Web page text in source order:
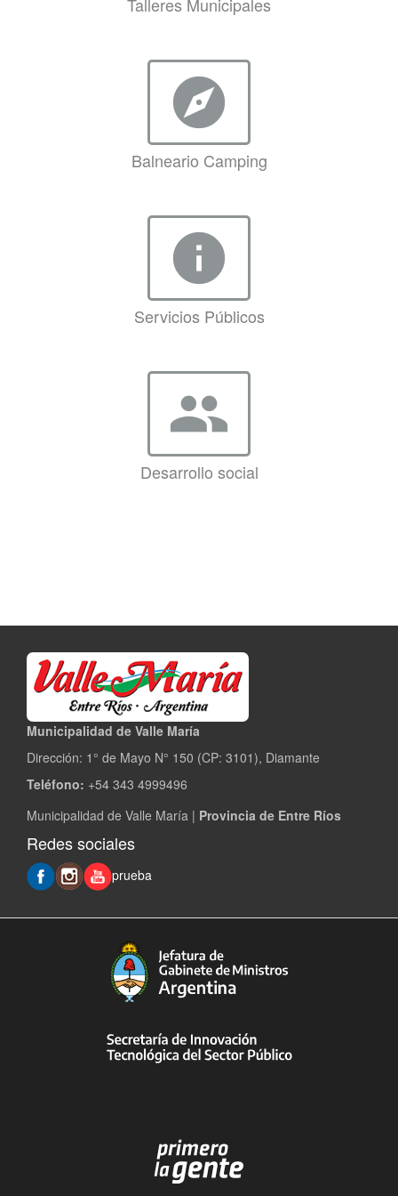
explore
Balneario Camping
info
Servicios Públicos
group
Desarrollo social
Municipalidad de Valle María
Dirección: 1° de Mayo N° 150 (CP: 3101), Diamante
Teléfono: +54 343 4999496
Municipalidad de Valle María | Provincia de Entre Ríos
Redes sociales
prueba